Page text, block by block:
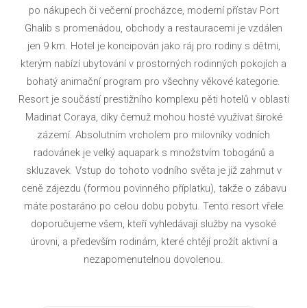
po nákupech či večerní procházce, moderní přístav Port
Ghalib s promenádou, obchody a restauracemi je vzdálen
jen 9 km. Hotel je koncipován jako ráj pro rodiny s dětmi,
kterým nabízí ubytování v prostorných rodinných pokojích a
bohatý animační program pro všechny věkové kategorie.
Resort je součástí prestižního komplexu pěti hotelů v oblasti
Madinat Coraya, díky čemuž mohou hosté využívat široké
zázemí. Absolutním vrcholem pro milovníky vodních
radovánek je velký aquapark s množstvím tobogánů a
skluzavek. Vstup do tohoto vodního světa je již zahrnut v
ceně zájezdu (formou povinného příplatku), takže o zábavu
máte postaráno po celou dobu pobytu. Tento resort vřele
doporučujeme všem, kteří vyhledávají služby na vysoké
úrovni, a především rodinám, které chtějí prožít aktivní a
nezapomenutelnou dovolenou.